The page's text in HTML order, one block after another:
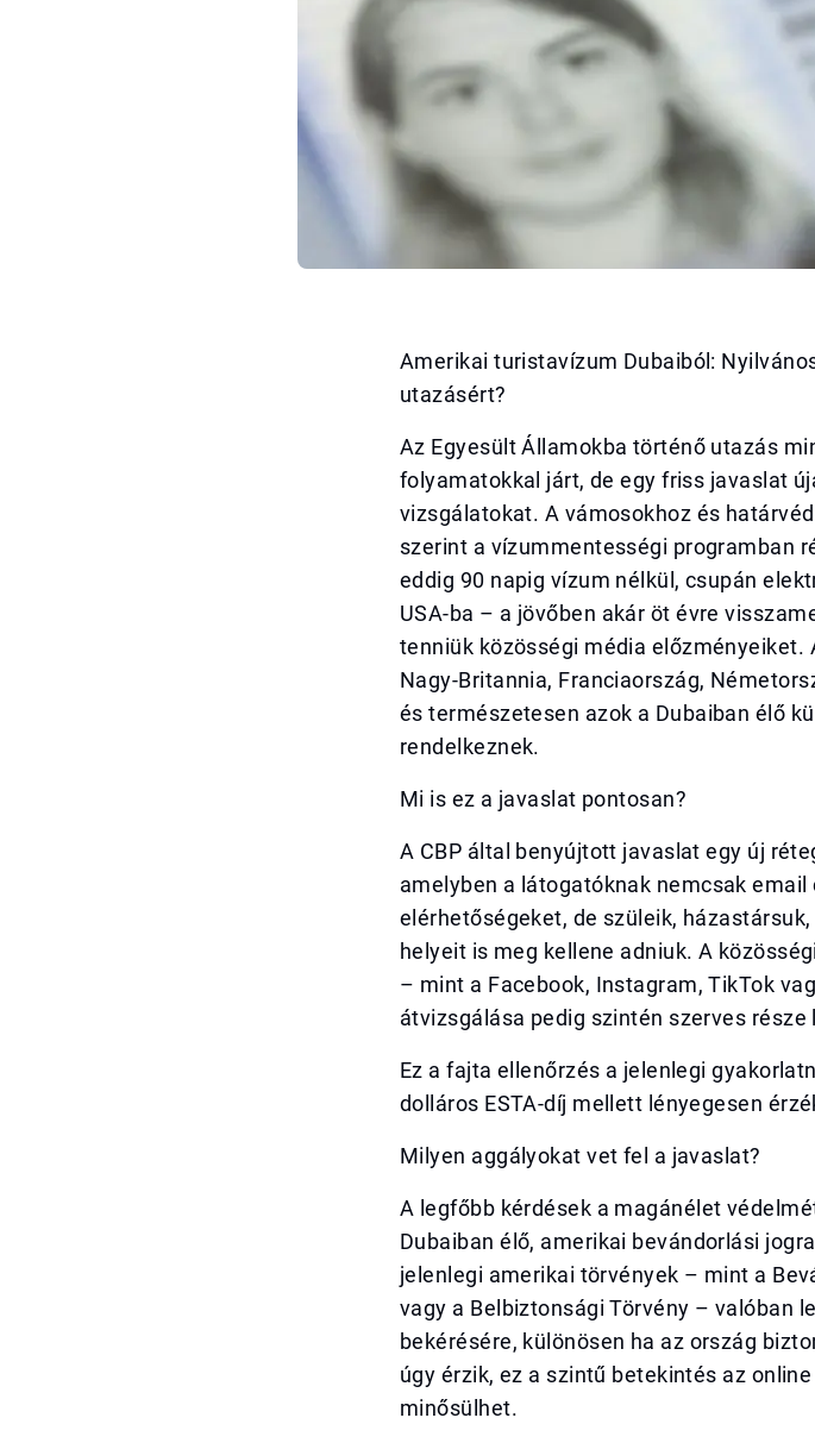
Amerikai turistavízum Dubaiból:
utazásért?
Az Egyesült Államokba történő utazás
folyamatokkal járt, de egy friss javaslat
vizsgálatokat. A vámosokhoz és
szerint a vízummentességi programban
eddig 90 napig vízum nélkül, csupán
USA-ba – a jövőben akár öt évre
tenniük közösségi média
Nagy-Britannia, Franciaország,
és természetesen azok a Dubaiban élő
rendelkeznek.
Mi is ez a javaslat pontosan?
A CBP által benyújtott javaslat egy új
amelyben a látogatóknak nemcsak
elérhetőségeket, de szüleik,
helyeit is meg kellene adniuk. A
– mint a Facebook, Instagram, TikTok
átvizsgálása pedig szintén szerves része
Ez a fajta ellenőrzés a jelenlegi
dolláros ESTA-díj mellett lényegesen
Milyen aggályokat vet fel a javaslat?
A legfőbb kérdések a magánélet
Dubaiban élő, amerikai bevándorlási
jelenlegi amerikai törvények – mint a
vagy a Belbiztonsági Törvény – valóban
bekérésére, különösen ha az ország
úgy érzik, ez a szintű betekintés az
minősülhet.